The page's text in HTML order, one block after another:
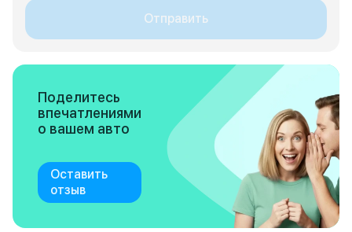
Отправить
Поделитесь
впечатлениями
о вашем авто
Оставить
отзыв